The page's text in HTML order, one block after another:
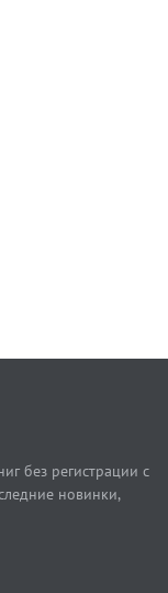
без регистрации с
новинки,